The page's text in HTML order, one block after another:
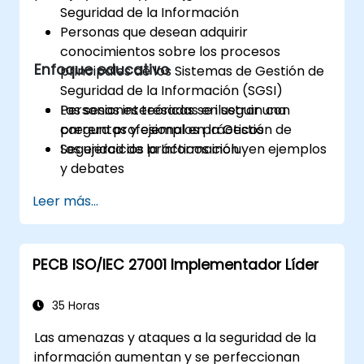
Seguridad de la Información
Personas que desean adquirir
conocimientos sobre los procesos
principales de los Sistemas de Gestión de
Seguridad de la Información (SGSI)
Personas interesadas en seguir una
carrera profesional en la Gestión de
Seguridad de la Información
Enfoque educativo
Las sesiones teóricas se ilustran con
preguntas y ejemplos prácticos
Los ejercicios prácticos incluyen ejemplos
y debates
Examen de Certificación
Leer más...
PECB ISO/IEC 27001 Implementador Líder
35 Horas
Las amenazas y ataques a la seguridad de la
información aumentan y se perfeccionan